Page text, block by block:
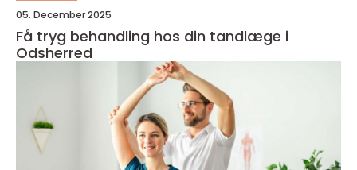
05. December 2025
Få tryg behandling hos din tandlæge i
Odsherred